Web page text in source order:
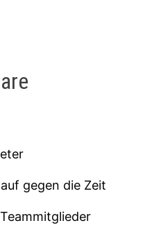
gegen die Zeit